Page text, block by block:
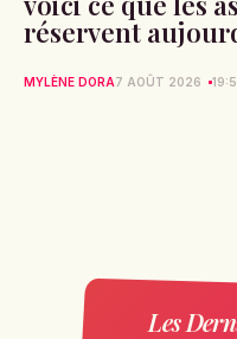
réservent
MYLÈNE DORA7 AOÛT 2026
Les